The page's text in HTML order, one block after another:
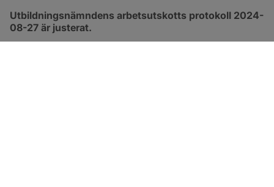
Utbildningsnämndens arbetsutskotts protokoll 2024-
08-27 är justerat.